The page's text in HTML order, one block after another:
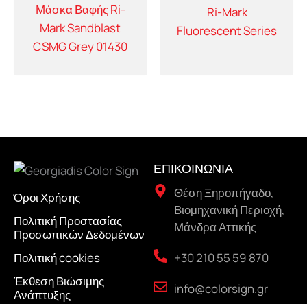
Μάσκα Βαφής Ri-
Mark Sandblast
CSMG Grey 01430
Ri-Mark
Fluorescent Series
Όροι Χρήσης
Πολιτική Προστασίας
Προσωπικών Δεδομένων
Πολιτική cookies
Έκθεση Βιώσιμης
Ανάπτυξης
ΕΠΙΚΟΙΝΩΝΙΑ
Θέση Ξηροπήγαδο,
Βιομηχανική Περιοχή,
Μάνδρα Αττικής
+30 210 55 59 870
info@colorsign.gr